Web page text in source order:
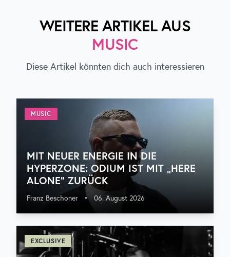
WEITERE ARTIKEL AUS
MUSIC
Diese Artikel könnten dich auch interessieren
MUSIC
MIT NEUER ENERGIE IN DIE
HYPERZONE: ODIUM IST MIT „HERE
ALONE“ ZURÜCK
Franz Beschoner • 06. August 2026
EXCLUSIVE